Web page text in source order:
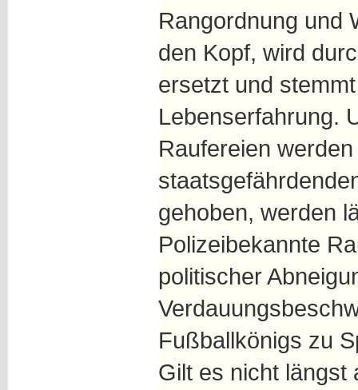
Rangordnung und
den Kopf, wird
ersetzt und
Lebenserfahrung.
Raufereien
gehoben, werden
Polizeibekannte
politischer
Fußballkönigs zu
Gilt es nicht längst